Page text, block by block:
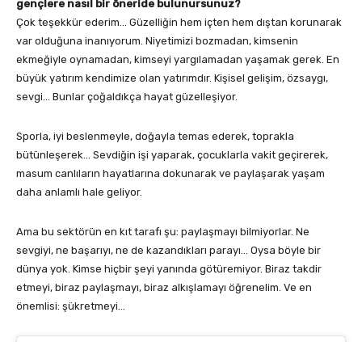
gençlere nasıl bir öneride bulunursunuz?
Çok teşekkür ederim… Güzelliğin hem içten hem dıştan korunarak
var olduğuna inanıyorum. Niyetimizi bozmadan, kimsenin
ekmeğiyle oynamadan, kimseyi yargılamadan yaşamak gerek. En
büyük yatırım kendimize olan yatırımdır. Kişisel gelişim, özsaygı,
sevgi… Bunlar çoğaldıkça hayat güzelleşiyor.
Sporla, iyi beslenmeyle, doğayla temas ederek, toprakla
bütünleşerek… Sevdiğin işi yaparak, çocuklarla vakit geçirerek,
masum canlıların hayatlarına dokunarak ve paylaşarak yaşam
daha anlamlı hale geliyor.
Ama bu sektörün en kıt tarafı şu: paylaşmayı bilmiyorlar. Ne
sevgiyi, ne başarıyı, ne de kazandıkları parayı… Oysa böyle bir
dünya yok. Kimse hiçbir şeyi yanında götüremiyor. Biraz takdir
etmeyi, biraz paylaşmayı, biraz alkışlamayı öğrenelim. Ve en
önemlisi: şükretmeyi…